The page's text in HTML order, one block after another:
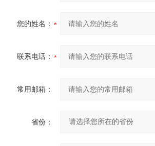
您的姓名：
联系电话：
常用邮箱：
省份：